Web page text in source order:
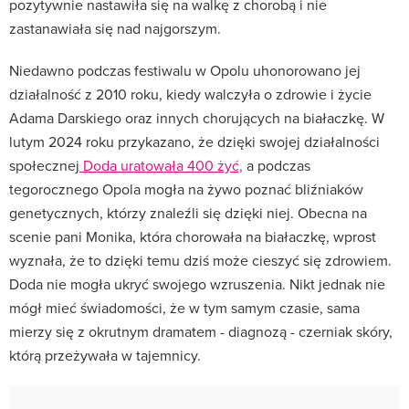
pozytywnie nastawiła się na walkę z chorobą i nie
zastanawiała się nad najgorszym.
Niedawno podczas festiwalu w Opolu uhonorowano jej
działalność z 2010 roku, kiedy walczyła o zdrowie i życie
Adama Darskiego oraz innych chorujących na białaczkę. W
lutym 2024 roku przykazano, że dzięki swojej działalności
społecznej Doda uratowała 400 żyć, a podczas
tegorocznego Opola mogła na żywo poznać bliźniaków
genetycznych, którzy znaleźli się dzięki niej. Obecna na
scenie pani Monika, która chorowała na białaczkę, wprost
wyznała, że to dzięki temu dziś może cieszyć się zdrowiem.
Doda nie mogła ukryć swojego wzruszenia. Nikt jednak nie
mógł mieć świadomości, że w tym samym czasie, sama
mierzy się z okrutnym dramatem - diagnozą - czerniak skóry,
którą przeżywała w tajemnicy.